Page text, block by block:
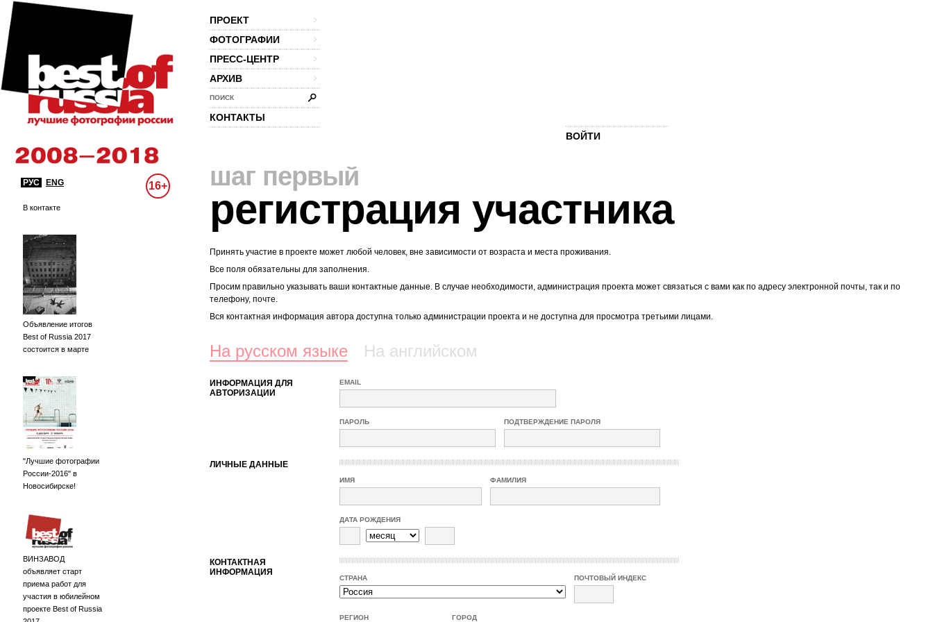
ПРОЕКТ
ФОТОГРАФИИ
ПРЕСС-ЦЕНТР
АРХИВ
ПОИСК
КОНТАКТЫ
ВОЙТИ
РУС ENG 16+
В контакте
Объявление итогов
Best of Russia 2017
состоится в марте
"Лучшие фотографии
России-2016" в
Новосибирске!
ВИНЗАВОД
объявляет старт
приема работ для
участия в юбилейном
проекте Best of Russia
шаг первый
регистрация участника
Принять участие в проекте может любой человек, вне зависимости от возраста и места проживания.
Все поля обязательны для заполнения.
Просим правильно указывать ваши контактные данные. В случае необходимости, администрация проекта может связаться с вами как по адресу электронной почты, так и по
телефону, почте.
Вся контактная информация автора доступна только администрации проекта и не доступна для просмотра третьими лицами.
На русском языке На английском
ИНФОРМАЦИЯ ДЛЯ
АВТОРИЗАЦИИ
EMAIL
ПАРОЛЬ ПОДТВЕРЖДЕНИЕ ПАРОЛЯ
ЛИЧНЫЕ ДАННЫЕ
ИМЯ ФАМИЛИЯ
ДАТА РОЖДЕНИЯ
КОНТАКТНАЯ
ИНФОРМАЦИЯ
СТРАНА ПОЧТОВЫЙ ИНДЕКС
РЕГИОН ГОРОД